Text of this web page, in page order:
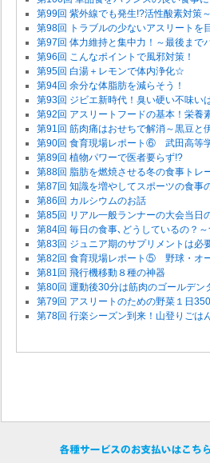
第99回 紫外線でも発生!?活性酸素対策
第98回 トラブルの少ないアスリートを
第97回 体力維持と集中力！～最後まで
第96回 こんなポイントで風邪対策！
第95回 白湯＋レモンで体内浄化☆
第94回 余分な体脂肪を減らそう！
第93回 ジビエ新時代！臭い硬い不味い
第92回 アスリートフードの基本！栄養
第91回 筋肉痛はおせちで解消～黒豆と
第90回 食育現場レポート⑥ 武田高等
第89回 植物パワーで医者要らず!?
第88回 脂肪を燃焼させる冬の食事トレ
第87回 知識を増やしてスポーツの食事
第86回 カルシウムのお話
第85回 リアル一般ランナーの大会当日
第84回 毎日の食事､どうしているの？
第83回 ジュニア期のサプリメントは必
第82回 食育現場レポート⑤ 野球・オ
第81回 飛行機移動８種の神器
第80回 運動後30分は筋肉のゴールデン
第79回 アスリートのための野菜１日
第78回 行楽シーズン到来！山登りごは